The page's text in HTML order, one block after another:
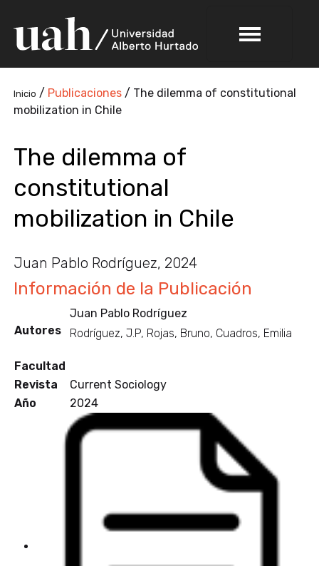
Inicio / Publicaciones / The dilemma of constitutional
mobilization in Chile
The dilemma of
constitutional
mobilization in Chile
Juan Pablo Rodríguez, 2024
Información de la Publicación
Autores
Juan Pablo Rodríguez
Rodríguez, J.P, Rojas, Bruno, Cuadros, Emilia
Facultad
Revista
Current Sociology
Año
2024